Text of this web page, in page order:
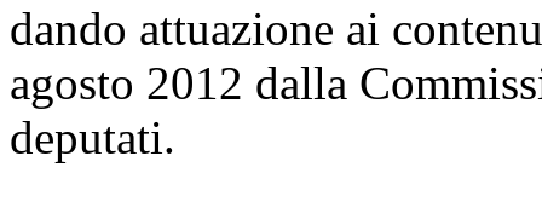
dando attuazione ai
agosto 2012 dalla
deputati.